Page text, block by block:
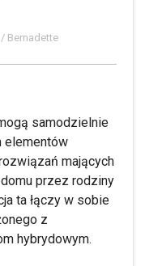
Bernadette
samodzielnie
elementów
mających
przez rodziny
ta łączy w sobie
z
hybrydowym.